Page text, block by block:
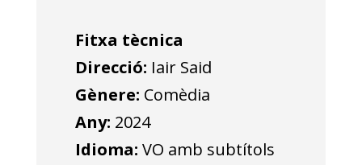
Fitxa tècnica
Direcció: Iair Said
Gènere: Comèdia
Any: 2024
Idioma: VO amb subtítols